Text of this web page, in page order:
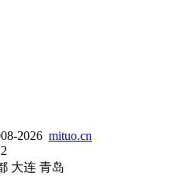
2026 mituo.cn
大连 青岛